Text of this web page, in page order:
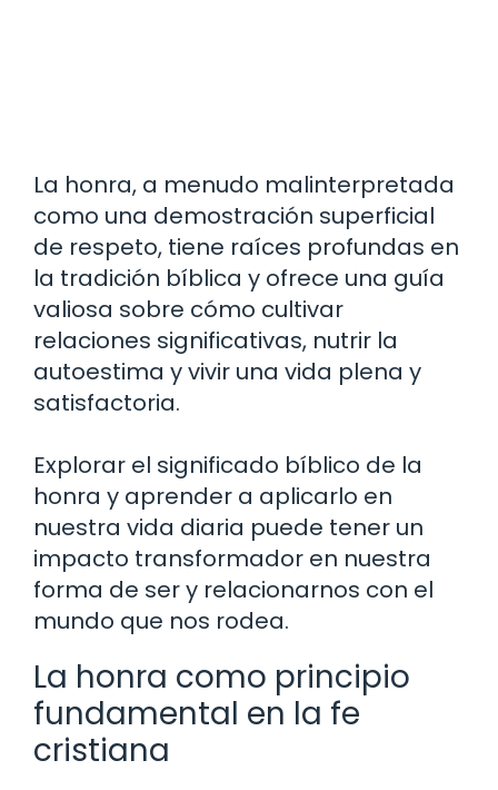
La honra, a menudo malinterpretada
como una demostración superficial
de respeto, tiene raíces profundas en
la tradición bíblica y ofrece una guía
valiosa sobre cómo cultivar
relaciones significativas, nutrir la
autoestima y vivir una vida plena y
satisfactoria.
Explorar el significado bíblico de la
honra y aprender a aplicarlo en
nuestra vida diaria puede tener un
impacto transformador en nuestra
forma de ser y relacionarnos con el
mundo que nos rodea.
La honra como principio
fundamental en la fe
cristiana